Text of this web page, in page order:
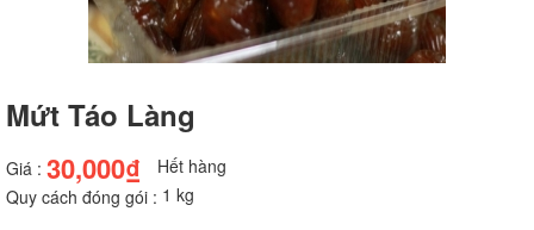
Mứt Táo Làng
Giá : 30,000₫
Hết hàng
Quy cách đóng gói : 1 kg